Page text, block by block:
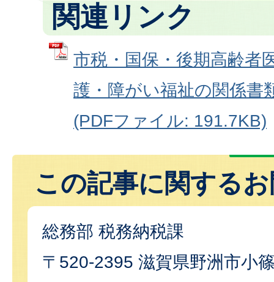
関連リンク
市税・国保・後期高齢者
護・障がい福祉の関係書
(PDFファイル: 191.7KB)
この記事に関する
総務部 税務納税課
〒520-2395 滋賀県野洲市小